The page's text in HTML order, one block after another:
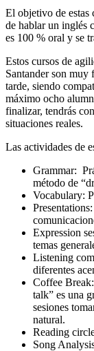
El objetivo de estas
de hablar un inglés
es 100 % oral y se
Estos cursos de
Santander son muy
tarde, siendo
máximo ocho
finalizar, tendrás
situaciones reales.
Las actividades de
Grammar:
método de
Vocabulary:
Expression
temas
Listening
diferentes
Coffee
talk” es una
sesiones
natural.
Reading
Song